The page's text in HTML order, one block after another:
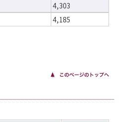
4,303
4,185